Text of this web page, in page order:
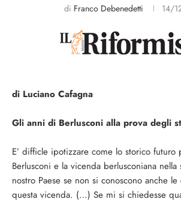
di Franco Debenedetti 14/
di Luciano Cafagna
Gli anni di Berlusconi alla prova degli
E’ difficle ipotizzare come lo storico futuro
Berlusconi e la vicenda berlusconiana
nostro Paese se non si conoscono anche
questa vicenda. (…) Se mi si chiedesse